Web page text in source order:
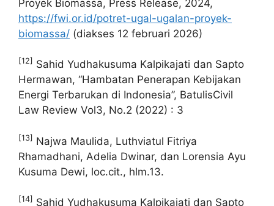
Proyek Biomassa, Press Release, 2024,
https://fwi.or.id/potret-ugal-ugalan-proyek-
biomassa/ (diakses 12 februari 2026)
[12] Sahid Yudhakusuma Kalpikajati dan Sapto
Hermawan, “Hambatan Penerapan Kebijakan
Energi Terbarukan di Indonesia”, BatulisCivil
Law Review Vol3, No.2 (2022) : 3
[13] Najwa Maulida, Luthviatul Fitriya
Rhamadhani, Adelia Dwinar, dan Lorensia Ayu
Kusuma Dewi, loc.cit., hlm.13.
[14] Sahid Yudhakusuma Kalpikajati dan Sapto